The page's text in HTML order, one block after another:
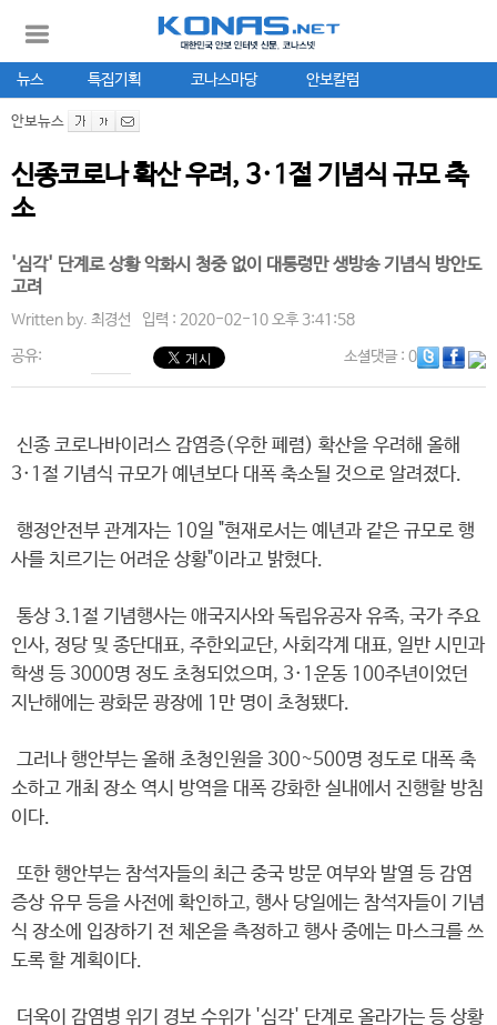
뉴스 특집기획 코나스마당 안보칼럼
안보뉴스
신종코로나 확산 우려, 3·1절 기념식 규모 축
소
'심각' 단계로 상황 악화시 청중 없이 대통령만 생방송 기념식 방안도
고려
Written by. 최경선 입력 : 2020-02-10 오후 3:41:58
공유: 소셜댓글: 0
신종 코로나바이러스 감염증(우한 폐렴) 확산을 우려해 올해
3·1절 기념식 규모가 예년보다 대폭 축소될 것으로 알려졌다.
행정안전부 관계자는 10일 "현재로서는 예년과 같은 규모로 행
사를 치르기는 어려운 상황"이라고 밝혔다.
통상 3.1절 기념행사는 애국지사와 독립유공자 유족, 국가 주요
인사, 정당 및 종단대표, 주한외교단, 사회각계 대표, 일반 시민과
학생 등 3000명 정도 초청되었으며, 3·1운동 100주년이었던
지난해에는 광화문 광장에 1만 명이 초청됐다.
그러나 행안부는 올해 초청인원을 300~500명 정도로 대폭 축
소하고 개최 장소 역시 방역을 대폭 강화한 실내에서 진행할 방침
이다.
또한 행안부는 참석자들의 최근 중국 방문 여부와 발열 등 감염
증상 유무 등을 사전에 확인하고, 행사 당일에는 참석자들이 기념
식 장소에 입장하기 전 체온을 측정하고 행사 중에는 마스크를 쓰
도록 할 계획이다.
더욱이 감염병 위기 경보 수위가 '심각' 단계로 올라가는 등 상황